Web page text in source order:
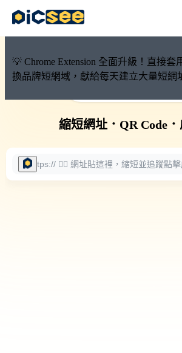
💡 Chrome Extension 全面升級！直接套
換品牌短網域，獻給每天建立大量短網
🚀 PicSee 短網址永久有
縮短網址． QR Code．